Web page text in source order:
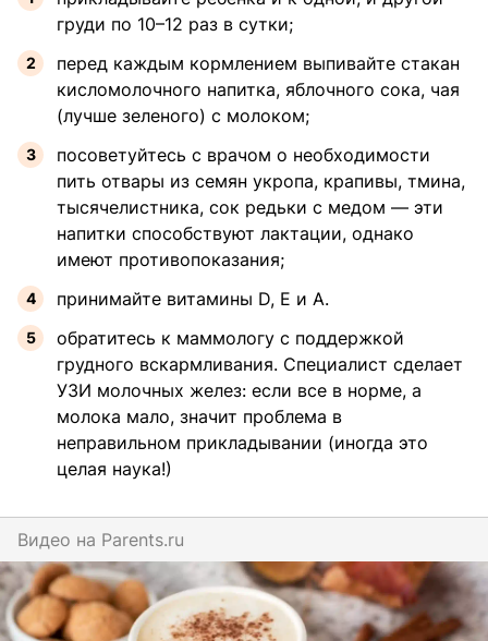
груди по 10–12 раз в сутки;
перед каждым кормлением выпивайте стакан
кисломолочного напитка, яблочного сока, чая
(лучше зеленого) с молоком;
посоветуйтесь с врачом о необходимости
пить отвары из семян укропа, крапивы, тмина,
тысячелистника, сок редьки с медом — эти
напитки способствуют лактации, однако
имеют противопоказания;
принимайте витамины D, Е и А.
обратитесь к маммологу с поддержкой
грудного вскармливания. Специалист сделает
УЗИ молочных желез: если все в норме, а
молока мало, значит проблема в
неправильном прикладывании (иногда это
целая наука!)
Видео на parents.ru